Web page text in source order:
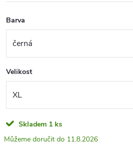
Barva
Velikost
Skladem 1 ks
11.8.2026